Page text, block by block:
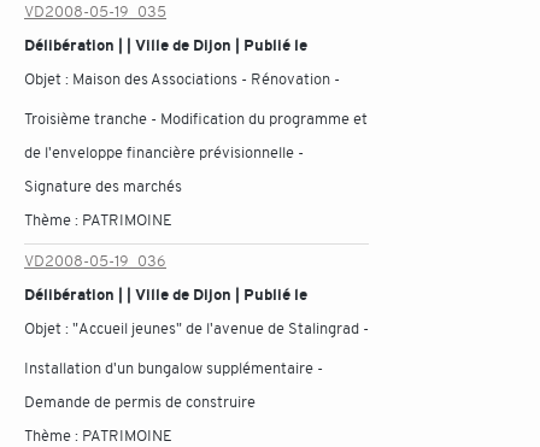
VD2008-05-19_035
Délibération | | Ville de Dijon | Publié le
Objet : Maison des Associations - Rénovation -
Troisième tranche - Modification du programme et
de l'enveloppe financière prévisionnelle -
Signature des marchés
Thème : PATRIMOINE
VD2008-05-19_036
Délibération | | Ville de Dijon | Publié le
Objet :"Accueil jeunes" de l'avenue de Stalingrad -
Installation d'un bungalow supplémentaire -
Demande de permis de construire
Thème : PATRIMOINE